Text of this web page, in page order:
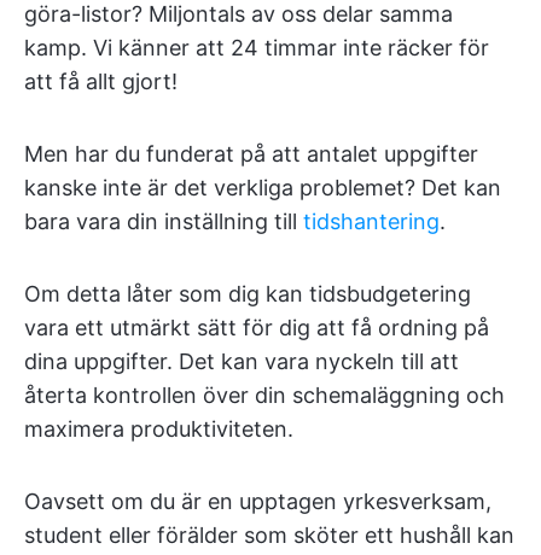
göra-listor? Miljontals av oss delar samma
kamp. Vi känner att 24 timmar inte räcker för
att få allt gjort!
Men har du funderat på att antalet uppgifter
kanske inte är det verkliga problemet? Det kan
bara vara din inställning till tidshantering.
Om detta låter som dig kan tidsbudgetering
vara ett utmärkt sätt för dig att få ordning på
dina uppgifter. Det kan vara nyckeln till att
återta kontrollen över din schemaläggning och
maximera produktiviteten.
Oavsett om du är en upptagen yrkesverksam,
student eller förälder som sköter ett hushåll kan